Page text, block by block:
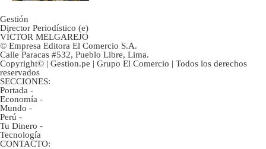
Gestión
Director Periodístico (e)
VÍCTOR MELGAREJO
© Empresa Editora El Comercio S.A.
Calle Paracas #532, Pueblo Libre, Lima.
Copyright© | Gestion.pe | Grupo El Comercio | Todos los derechos
reservados
SECCIONES:
Portada -
Economía -
Mundo -
Perú -
Tu Dinero -
Tecnología
CONTACTO: